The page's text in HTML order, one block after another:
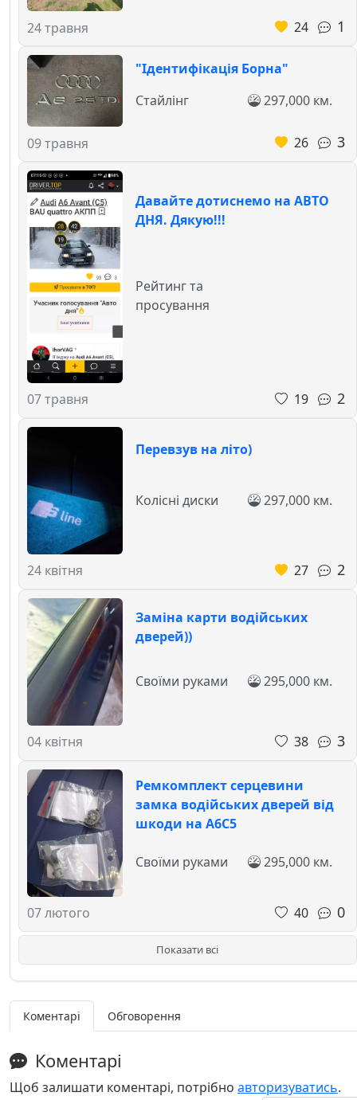
24 травня 24 1
"Ідентифікація Борна"
09 травня
Стайлінг 297,000 км.
26 3
Давайте дотиснемо на АВТО
ДНЯ. Дякую!!!
07 травня
Рейтинг та
просування
19 2
Перевзув на літо)
24 квітня
Колісні диски 297,000 км.
27 2
Заміна карти водійських
дверей))
04 квітня
Своїми руками 295,000 км.
38 3
Ремкомплект серцевини
замка водійських дверей від
шкоди на A6C5
07 лютого
Своїми руками 295,000 км.
40 0
Показати всі
Коментарі Обговорення
Коментарі
Щоб залишати коментарі, потрібно авторизуватись.